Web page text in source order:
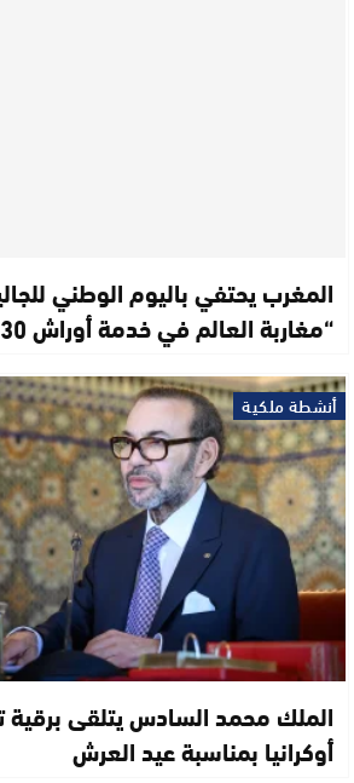
المغرب يحتفي باليوم الوطني
“مغاربة العالم في خدمة أوراش 2030”
أنشطة ملكية
الملك محمد السادس يتلقى
أوكرانيا بمناسبة عيد العرش